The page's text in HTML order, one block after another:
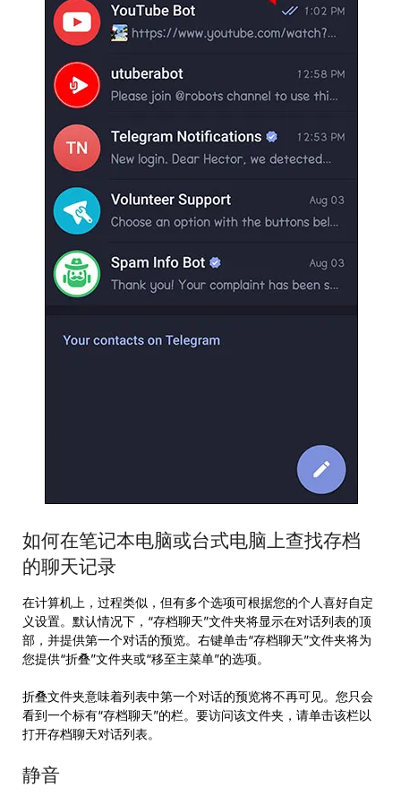
如何在笔记本电脑或台式电脑上查找存档
的聊天记录
在计算机上，过程类似，但有多个选项可根据您的个人喜好自定
义设置。默认情况下，“存档聊天”文件夹将显示在对话列表的顶
部，并提供第一个对话的预览。右键单击“存档聊天”文件夹将为
您提供“折叠”文件夹或“移至主菜单”的选项。
折叠文件夹意味着列表中第一个对话的预览将不再可见。您只会
看到一个标有“存档聊天”的栏。要访问该文件夹，请单击该栏以
打开存档聊天对话列表。
静音